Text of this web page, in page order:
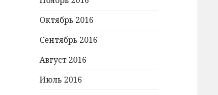
Октябрь 2016
Сентябрь 2016
Август 2016
Июль 2016